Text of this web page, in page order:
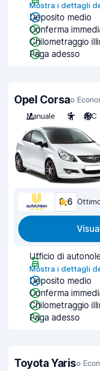
Mostra i dettagli
Deposito medio
Conferma
Chilometraggio
Paga adesso
Opel Corsao
Manuale
5 A/C
8,6
Ufficio di
Mostra i dettagli
Deposito medio
Conferma
Chilometraggio
Paga adesso
Toyota Yariso